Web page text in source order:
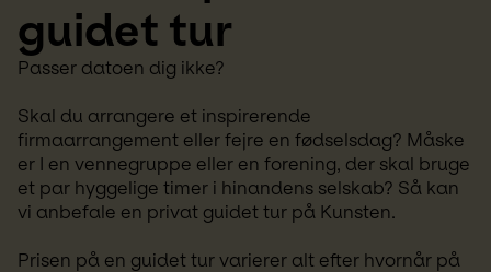
guidet tur
Passer datoen dig ikke?
Skal du arrangere et inspirerende
firmaarrangement eller fejre en fødselsdag? Måske
er I en vennegruppe eller en forening, der skal bruge
et par hyggelige timer i hinandens selskab? Så kan
vi anbefale en privat guidet tur på Kunsten.
Prisen på en guidet tur varierer alt efter hvornår på